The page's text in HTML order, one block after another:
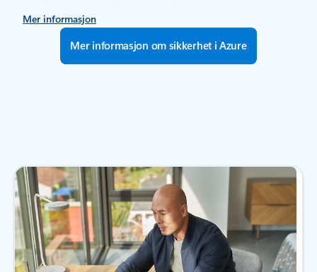
Mer informasjon
Mer informasjon om sikkerhet i Azure